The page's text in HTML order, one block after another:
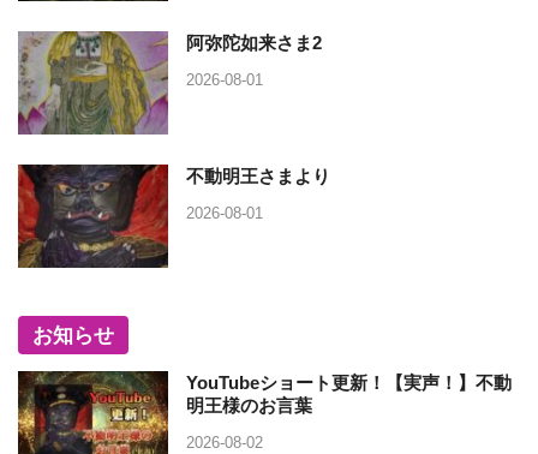
阿弥陀如来さま2
2026-08-01
不動明王さまより
2026-08-01
お知らせ
YouTubeショート更新！【実声！】不動
明王様のお言葉
2026-08-02